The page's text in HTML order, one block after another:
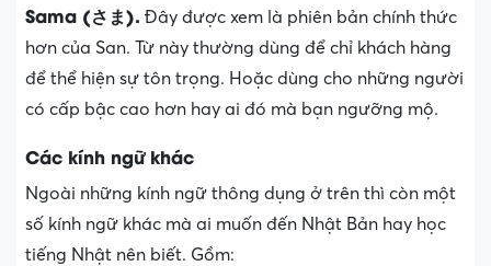
Sama (さま). Đây được xem là phiên bản chính thức
hơn của San. Từ này thường dùng để chỉ khách hàng
để thể hiện sự tôn trọng. Hoặc dùng cho những người
có cấp bậc cao hơn hay ai đó mà bạn ngưỡng mộ.
Các kính ngữ khác
Ngoài những kính ngữ thông dụng ở trên thì còn một
số kính ngữ khác mà ai muốn đến Nhật Bản hay học
tiếng Nhật nên biết. Gồm: